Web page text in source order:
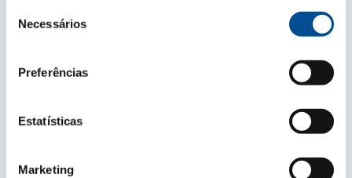
Necessários
Preferências
Estatísticas
Marketing